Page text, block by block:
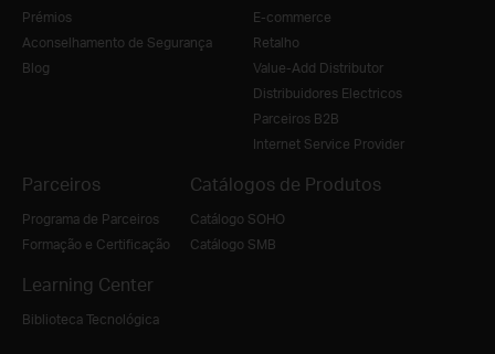
Prémios
Aconselhamento de Segurança
Blog
E-commerce
Retalho
Value-Add Distributor
Distribuidores Electricos
Parceiros B2B
Internet Service Provider
Parceiros
Programa de Parceiros
Formação e Certificação
Catálogos de Produtos
Catálogo SOHO
Catálogo SMB
Learning Center
Biblioteca Tecnológica